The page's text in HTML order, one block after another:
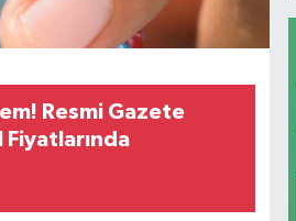
Resmi Gazete
Fiyatlarında